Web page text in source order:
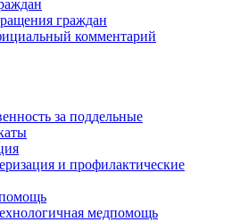
граждан
комментарий
за поддельные
и профилактические
медпомощь